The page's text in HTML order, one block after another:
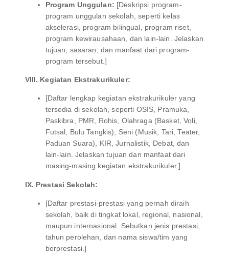
Program Unggulan: [Deskripsi program-
program unggulan sekolah, seperti kelas
akselerasi, program bilingual, program riset,
program kewirausahaan, dan lain-lain. Jelaskan
tujuan, sasaran, dan manfaat dari program-
program tersebut.]
VIII. Kegiatan Ekstrakurikuler:
[Daftar lengkap kegiatan ekstrakurikuler yang
tersedia di sekolah, seperti OSIS, Pramuka,
Paskibra, PMR, Rohis, Olahraga (Basket, Voli,
Futsal, Bulu Tangkis), Seni (Musik, Tari, Teater,
Paduan Suara), KIR, Jurnalistik, Debat, dan
lain-lain. Jelaskan tujuan dan manfaat dari
masing-masing kegiatan ekstrakurikuler.]
IX. Prestasi Sekolah:
[Daftar prestasi-prestasi yang pernah diraih
sekolah, baik di tingkat lokal, regional, nasional,
maupun internasional. Sebutkan jenis prestasi,
tahun perolehan, dan nama siswa/tim yang
berprestasi.]